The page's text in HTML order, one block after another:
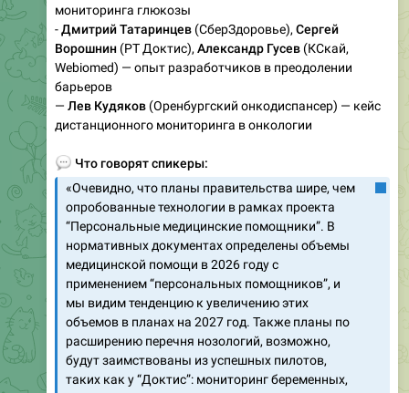
мониторинга глюкозы
-Дмитрий Татаринцев (СберЗдоровье), Сергей
Ворошнин (РТ Доктис), Александр Гусев (КСкай,
Webiomed) — опыт разработчиков в преодолении
барьеров
— Лев Кудяков (Оренбургский онкодиспансер) — кейс
дистанционного мониторинга в онкологии
Что говорят спикеры:
«Очевидно, что планы правительства шире, чем
опробованные технологии в рамках проекта
“Персональные медицинские помощники”. В
нормативных документах определены объемы
медицинской помощи в 2026 году с
применением “персональных помощников”, и
мы видим тенденцию к увеличению этих
объемов в планах на 2027 год. Также планы по
расширению перечня нозологий, возможно,
будут заимствованы из успешных пилотов,
таких как у “Доктис”: мониторинг беременных,